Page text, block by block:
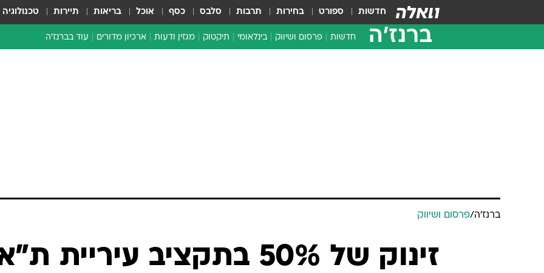
חדשות ספורט בחירות תרבות סלבס כסף אוכל בריאות תיירות טכנולוגיה
ברנז'ה חדשות פרסום ושיווק בינלאומי תיקטוק מגזין ודעות ארכיון מדורים עוד בברנז'ה
ברנז'ה/פרסום ושיווק
זינוק של 50% בתקציב עיריית